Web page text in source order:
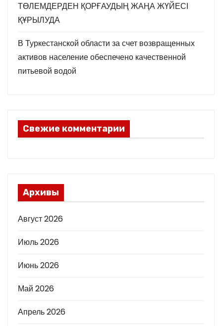
ТӨЛЕМДЕРДЕН ҚОРҒАУДЫҢ ЖАҢА ЖҮЙЕСІ
ҚҰРЫЛУДА
В Туркестанской области за счет возвращенных
активов население обеспечено качественной
питьевой водой
Свежие комментарии
Архивы
Август 2026
Июль 2026
Июнь 2026
Май 2026
Апрель 2026